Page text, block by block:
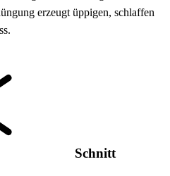
erzeugt üppigen, schlaffen
Schnitt